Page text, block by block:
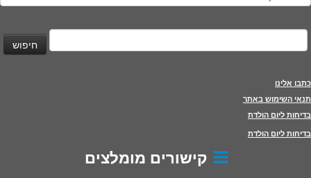
כתבו אלינו
תנאי השימוש באתר
בדיחות ליום הולדת
בדיחות ליום הולדת
קישורים מומלצים